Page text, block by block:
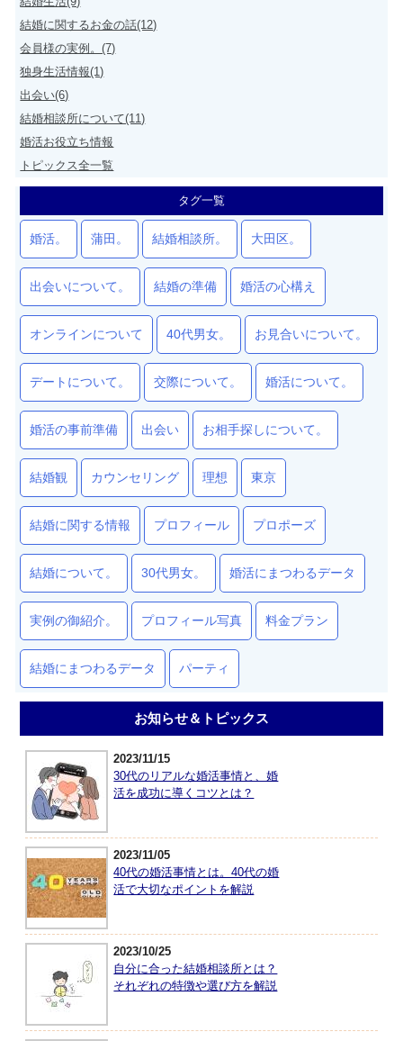
結婚に関するお金の話(12)
会員様の実例。(7)
独身生活情報(1)
出会い(6)
結婚相談所について(11)
婚活お役立ち情報
トピックス全一覧
タグ一覧
婚活。 蒲田。 結婚相談所。 大田区。
出会いについて。 結婚の準備 婚活の心構え
オンラインについて 40代男女。 お見合いについて。
デートについて。 交際について。 婚活について。
婚活の事前準備 出会い お相手探しについて。
結婚観 カウンセリング 理想 東京
結婚に関する情報 プロフィール プロポーズ
結婚について。 30代男女。 婚活にまつわるデータ
実例の御紹介。 プロフィール写真 料金プラン
結婚にまつわるデータ パーティ
お知らせ＆トピックス
2023/11/15
30代のリアルな婚活事情と、婚
活を成功に導くコツとは？
2023/11/05
40代の婚活事情とは。40代の婚
活で大切なポイントを解説
2023/10/25
自分に合った結婚相談所とは？
それぞれの特徴や選び方を解説